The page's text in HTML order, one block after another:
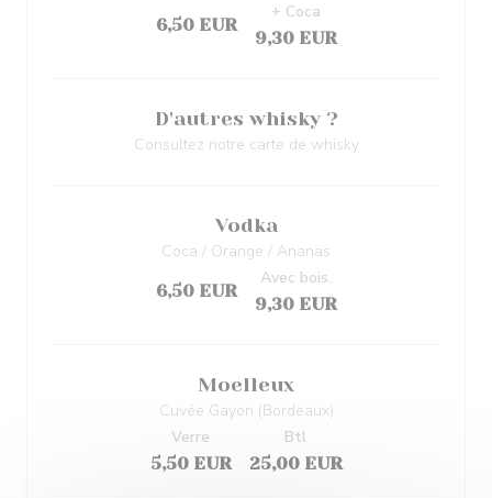
6,50 EUR
9,30 EUR
+ Coca
D'autres whisky ?
Consultez notre carte de whisky
Vodka
Coca / Orange / Ananas
6,50 EUR
9,30 EUR
Avec bois.
Moelleux
Cuvée Gayon (Bordeaux)
5,50 EUR
Verre
25,00 EUR
Btl